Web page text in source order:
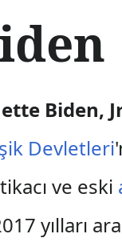
Biden,
Devletleri
ve eski
yılları